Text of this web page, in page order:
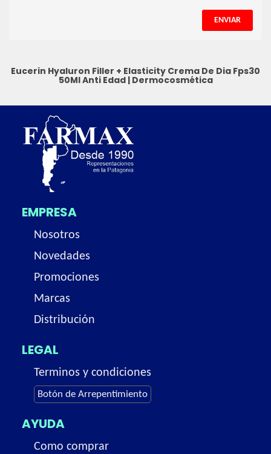
ENVIAR
Eucerin Hyaluron Filler + Elasticity Crema De Dia Fps30
50MlAnti Edad| Dermocosmética
EMPRESA
Nosotros
Novedades
Promociones
Marcas
Distribución
LEGAL
Terminos y condiciones
Botón de Arrepentimiento
AYUDA
Como comprar